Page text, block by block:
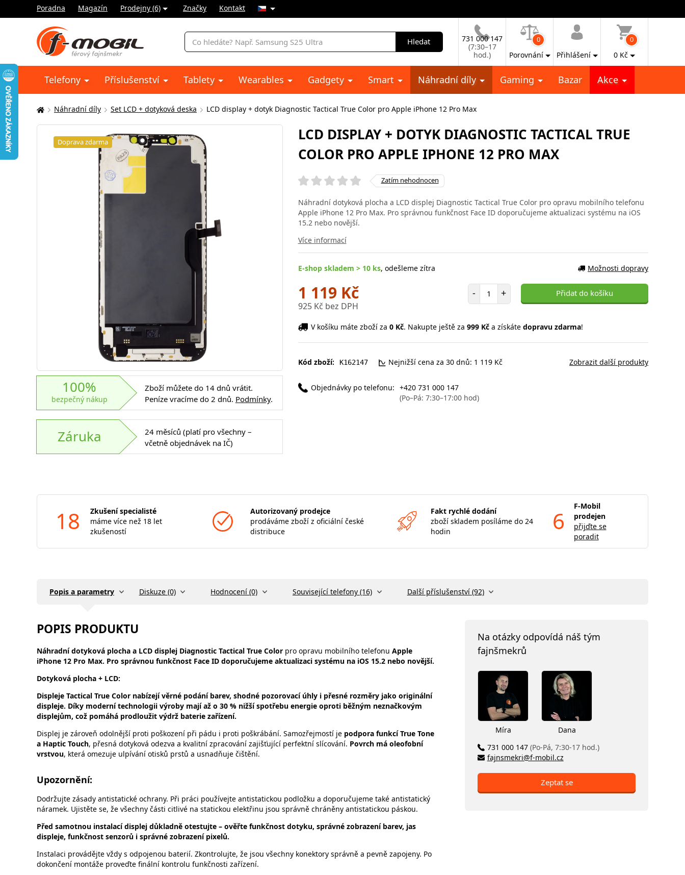
Poradna Magazín Prodejny (6) Značky Kontakt
Vyhledávání
Hledat
731 000 147
(7:30–17
hod.)
0
Porovnání Přihlášení
0
0 Kč
Telefony Příslušenství Tablety Wearables Gadgety Smart Náhradní díly Gaming Bazar Akce
Zde
se
Náhradní díly Set LCD + dotyková deska LCD display + dotyk Diagnostic Tactical True Color pro Apple iPhone 12 Pro Max
Doprava zdarma
100%
bezpečný nákup
Zboží můžete do 14 dnů vrátit.
Peníze vracíme do 2 dnů. Podmínky.
Záruka
24 měsíců (platí pro všechny –
včetně objednávek na IČ)
LCD DISPLAY + DOTYK DIAGNOSTIC TACTICAL TRUE
COLOR PRO APPLE IPHONE 12 PRO MAX
Zatím nehodnocen
Náhradní dotyková plocha a LCD displej Diagnostic Tactical True Color pro opravu mobilního telefonu
Apple iPhone 12 Pro Max. Pro správnou funkčnost Face ID doporučujeme aktualizaci systému na iOS
15.2 nebo novější.
Více informací
E-shop skladem > 10 ks, odešleme zítra Možnosti dopravy
1 119 Kč
925 Kč bez DPH
- Počet položek
+ Přidat do košíku
V košíku máte zboží za 0 Kč. Nakupte ještě za 999 Kča získáte dopravu zdarma!
Kód zboží: K162147 Nejnižší cena za 30 dnů: 1 119 Kč
Objednávky po telefonu: +420 731 000 147
(Po–Pá: 7:30–17:00 hod)
Zobrazit další produkty
18
Zkušení specialisté
máme více než 18 let
zkušeností
Autorizovaný prodejce
prodáváme zboží z oficiální české
distribuce
Fakt rychlé dodání
zboží skladem posíláme do 24
hodin
6
F-Mobil
prodejen
přijďte se
poradit
Popis a parametry Diskuze (0) Hodnocení (0) Související telefony (16) Další příslušenství (92)
POPIS PRODUKTU
Náhradní dotyková plocha a LCD displej Diagnostic Tactical True Color pro opravu mobilního telefonu Apple
iPhone 12 Pro Max. Pro správnou funkčnost Face ID doporučujeme aktualizaci systému na iOS 15.2 nebo novější.
Dotyková plocha + LCD:
Displeje Tactical True Color nabízejí věrné podání barev, shodné pozorovací úhly i přesné rozměry jako originální
displeje. Díky moderní technologii výroby mají až o 30 % nižší spotřebu energie oproti běžným neznačkovým
displejům, což pomáhá prodloužit výdrž baterie zařízení.
Displej je zároveň odolnější proti poškození při pádu i proti poškrábání. Samozřejmostí je podpora funkcí True Tone
a Haptic Touch, přesná dotyková odezva a kvalitní zpracování zajišťující perfektní slícování. Povrch má oleofobní
vrstvou, která omezuje ulpívání otisků prstů a usnadňuje čištění.
Upozornění:
Dodržujte zásady antistatické ochrany. Při práci používejte antistatickou podložku a doporučujeme také antistatický
náramek. Ujistěte se, že všechny části citlivé na statickou elektřinu jsou správně chráněny antistatickou páskou.
Před samotnou instalací displej důkladně otestujte – ověřte funkčnost dotyku, správné zobrazení barev, jas
displeje, funkčnost senzorů i správné zobrazení pixelů.
Instalaci provádějte vždy s odpojenou baterií. Zkontrolujte, že jsou všechny konektory správně a pevně zapojeny. Po
dokončení montáže proveďte finální kontrolu funkčnosti zařízení.
Na otázky odpovídá náš tým
fajnšmekrů
Míra
Dana
731 000 147 (Po-Pá, 7:30-17 hod.)
fajnsmekri@f-mobil.cz
Zeptat se